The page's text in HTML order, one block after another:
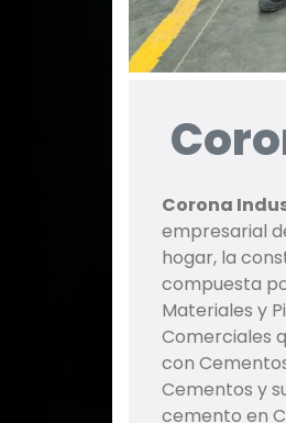
Corona
empresarial
hogar, la
compuesta
Materiales y
Comerciales
con
Cementos y
cemento en